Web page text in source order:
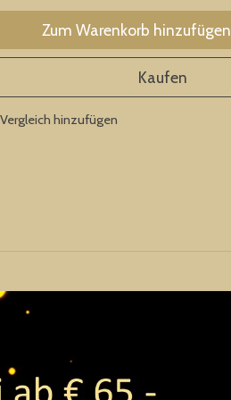
Zum Warenkorb hinzufügen
Kaufen
hinzufügen